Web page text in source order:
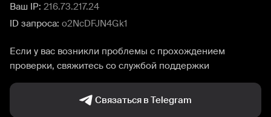
Ваш IP: 216.73.217.24
ID запроса: o2NcDFJN4Gk1
Если у вас возникли проблемы с прохождением
проверки, свяжитесь со службой поддержки
Связаться в Telegram